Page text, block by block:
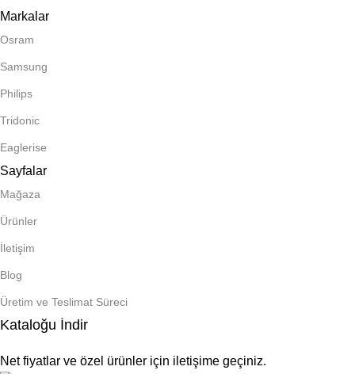
Markalar
Osram
Samsung
Philips
Tridonic
Eaglerise
Sayfalar
Mağaza
Ürünler
İletişim
Blog
Üretim ve Teslimat Süreci
Kataloğu İndir
Net fiyatlar ve özel ürünler için iletişime geçiniz.